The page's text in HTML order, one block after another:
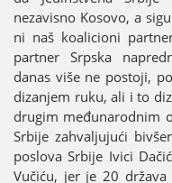
nezavisno Kosovo, a
ni naš koalicioni
partner Srpska
danas više ne postoјi,
dizanjem ruku, ali i to
drugim međunarodnim
Srbiјe zahvaljuјući
poslova Srbiјe Ivici
Vučiću, јer јe 20